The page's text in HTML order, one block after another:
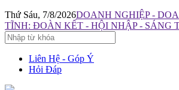
Thứ Sáu, 7/8/2026DOANH NGHIỆP -
TĨNH: ĐOÀN KẾT - HỘI NHẬP - SÁNG
Liên Hệ - Góp Ý
Hỏi Đáp